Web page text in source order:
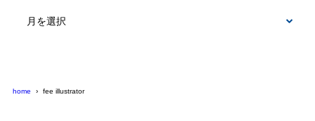
home fee illustrator